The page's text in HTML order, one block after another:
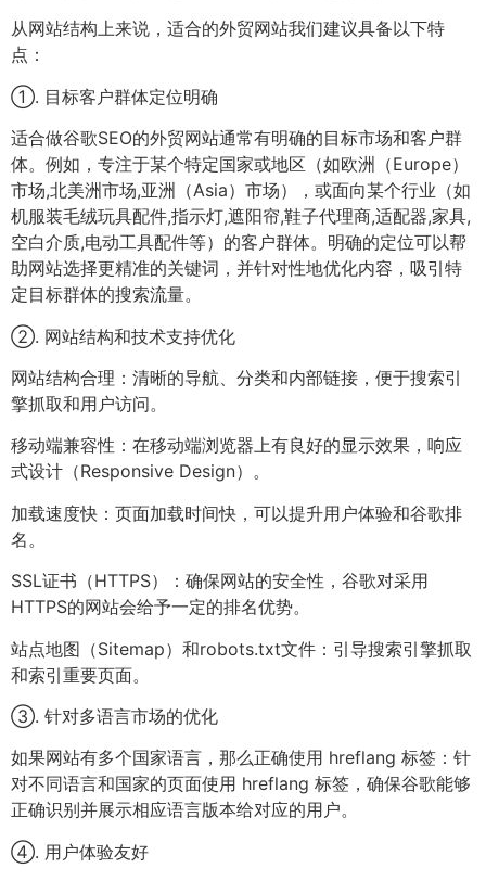
从网站结构上来说，适合的外贸网站我们建议具备以下特
点：
①. 目标客户群体定位明确
适合做谷歌SEO的外贸网站通常有明确的目标市场和客户群
体。例如，专注于某个特定国家或地区（如欧洲（Europe）
市场,北美洲市场,亚洲（Asia）市场），或面向某个行业（如
机服装毛绒玩具配件,指示灯,遮阳帘,鞋子代理商,适配器,家具,
空白介质,电动工具配件等）的客户群体。明确的定位可以帮
助网站选择更精准的关键词，并针对性地优化内容，吸引特
定目标群体的搜索流量。
②. 网站结构和技术支持优化
网站结构合理：清晰的导航、分类和内部链接，便于搜索引
擎抓取和用户访问。
移动端兼容性：在移动端浏览器上有良好的显示效果，响应
式设计（Responsive Design）。
加载速度快：页面加载时间快，可以提升用户体验和谷歌排
名。
SSL证书（HTTPS）：确保网站的安全性，谷歌对采用
HTTPS的网站会给予一定的排名优势。
站点地图（Sitemap）和robots.txt文件：引导搜索引擎抓取
和索引重要页面。
③. 针对多语言市场的优化
如果网站有多个国家语言，那么正确使用 hreflang 标签：针
对不同语言和国家的页面使用 hreflang 标签，确保谷歌能够
正确识别并展示相应语言版本给对应的用户。
④. 用户体验友好